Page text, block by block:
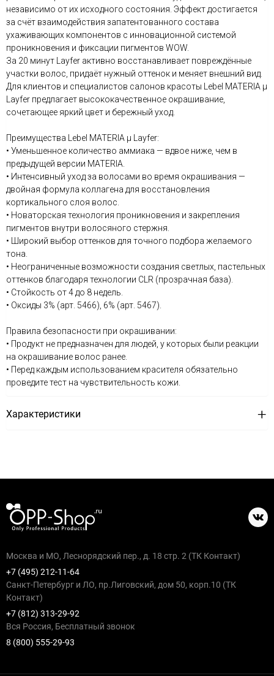
независимо от их исходного состояния. Эффект достигается
за счёт взаимодействия запатентованного состава
ухаживающих компонентов с инновационной системой
проникновения и фиксации пигментов WOW.
За 20 минут Layfer активно восстанавливает повреждённые
участки волос, придаёт нужный оттенок и меняет внешний вид.
Для клиентов и специалистов салонов красоты Lebel MATERIA μ
Layfer предлагает высококачественное окрашивание,
сочетающее яркий цвет и бережный уход.
Преимущества Lebel MATERIA μ Layfer:
• Уменьшенное количество аммиака — вдвое ниже, чем в
предыдущей версии MATERIA.
• Интенсивный уход за волосами во время окрашивания —
двойная формула коллагена для восстановления
кортикального слоя волос.
• Новаторская технология проникновения и закрепления
пигментов внутри волосяного стержня.
• Широкий выбор оттенков для точного подбора желаемого
тона.
• Неограниченные возможности создания светлых, пастельных
оттенков благодаря технологии CLR (прозрачная база).
• Стойкость от 4 до 8 недель.
• Оксиды 3% (арт. 5466), 6% (арт. 5467).
Правила безопасности при окрашивании:
• Продукт не предназначен для людей, у которых были реакции
на окрашивание волос ранее.
• Перед каждым использованием красителя обязательно
проведите тест на чувствительность кожи.
Характеристики
Москва и МО, Леснорядский пер., д. 18 стр. 2 (ТК Контакт)
+7 (495) 212-11-64
Санкт-Петербург и ЛО, пр.Лиговский, дом 50, корп.10 (ТК
Контакт)
+7 (812) 313-29-92
Вся Россия, Бесплатный звонок
8 (800) 555-29-93